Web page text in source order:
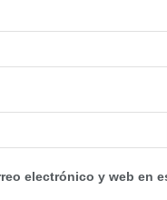
electrónico y web en